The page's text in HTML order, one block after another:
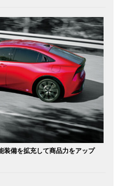
装備を拡充して商品力をアップ